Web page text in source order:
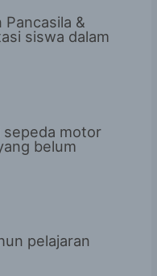
Pancasila &
siswa dalam
sepeda motor
belum
pelajaran